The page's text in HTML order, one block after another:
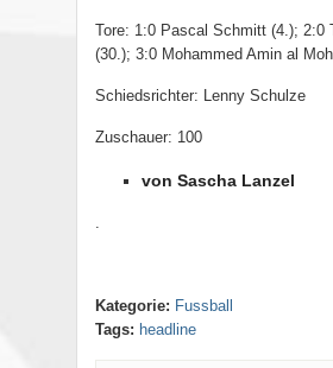
Tore: 1:0 Pascal Schmitt (4.); 2:0
(30.); 3:0 Mohammed Amin al
Schiedsrichter: Lenny Schulze
Zuschauer: 100
von Sascha Lanzel
.
Kategorie: Fussball
Tags: headline